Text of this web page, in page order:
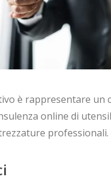
è rappresentare un
online di
professionali.